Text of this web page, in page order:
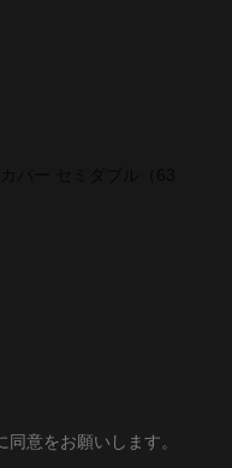
同意をお願いします。